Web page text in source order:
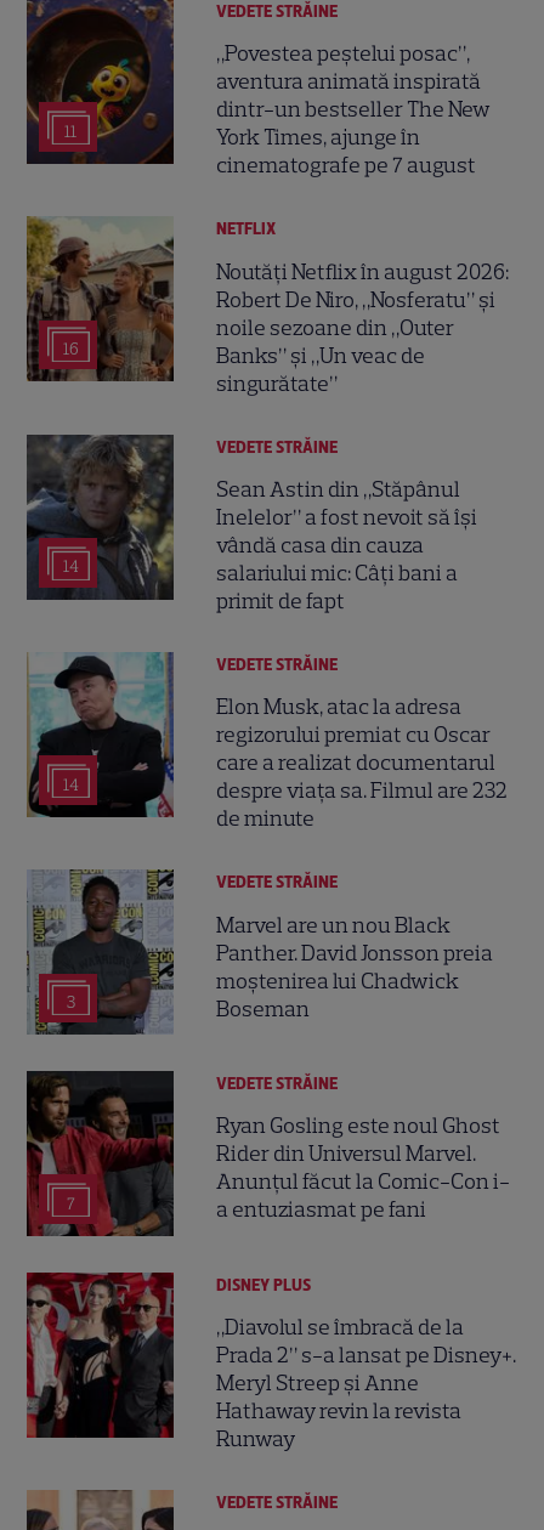
11
VEDETE STRĂINE
„Povestea peștelui posac”,
aventura animată inspirată
dintr-un bestseller The New
York Times, ajunge în
cinematografe pe 7 august
16
NETFLIX
Noutăți Netflix în august 2026:
Robert De Niro, „Nosferatu” și
noile sezoane din „Outer
Banks” și „Un veac de
singurătate”
14
VEDETE STRĂINE
Sean Astin din „Stăpânul
Inelelor” a fost nevoit să își
vândă casa din cauza
salariului mic: Câți bani a
primit de fapt
14
VEDETE STRĂINE
Elon Musk, atac la adresa
regizorului premiat cu Oscar
care a realizat documentarul
despre viața sa. Filmul are 232
de minute
3
VEDETE STRĂINE
Marvel are un nou Black
Panther. David Jonsson preia
moștenirea lui Chadwick
Boseman
7
VEDETE STRĂINE
Ryan Gosling este noul Ghost
Rider din Universul Marvel.
Anunțul făcut la Comic-Con i-
a entuziasmat pe fani
DISNEY PLUS
„Diavolul se îmbracă de la
Prada 2” s-a lansat pe Disney+.
Meryl Streep și Anne
Hathaway revin la revista
Runway
VEDETE STRĂINE